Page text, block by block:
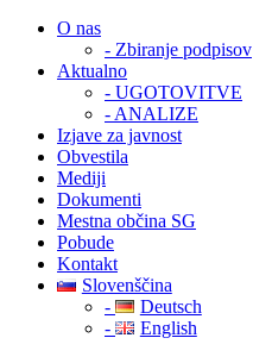
O nas
- Zbiranje podpisov
Aktualno
- UGOTOVITVE
- ANALIZE
Izjave za javnost
Obvestila
Mediji
Dokumenti
Mestna občina SG
Pobude
Kontakt
Slovenščina
-
Deutsch
-
English